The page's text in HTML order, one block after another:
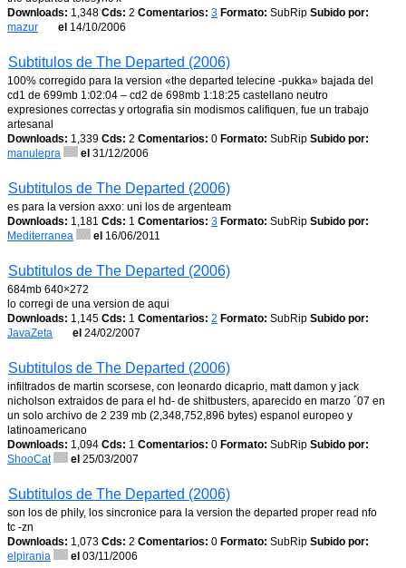
Downloads: 1,348 Cds: 2 Comentarios: 3 Formato: SubRip Subido por:
mazur
el 14/10/2006
Subtitulos de The Departed (2006)
100% corregido para la version «the departed telecine -pukka» bajada del
cd1 de 699mb 1:02:04 – cd2 de 698mb 1:18:25 castellano neutro
expresiones correctas y ortografia sin modismos califiquen, fue un trabajo
artesanal
Downloads: 1,339 Cds: 2 Comentarios: 0 Formato: SubRip Subido por:
manulepra
el 31/12/2006
Subtitulos de The Departed (2006)
es para la version axxo: uni los de argenteam
Downloads: 1,181 Cds: 1 Comentarios: 3 Formato: SubRip Subido por:
Mediterranea
el 16/06/2011
Subtitulos de The Departed (2006)
684mb 640×272
lo corregi de una version de aqui
Downloads: 1,145 Cds: 1 Comentarios: 2 Formato: SubRip Subido por:
JavaZeta
el 24/02/2007
Subtitulos de The Departed (2006)
infiltrados de martin scorsese, con leonardo dicaprio, matt damon y jack
nicholson extraidos de para el hd- de shitbusters, aparecido en marzo ´07 en
un solo archivo de 2 239 mb (2,348,752,896 bytes) espanol europeo y
latinoamericano
Downloads: 1,094 Cds: 1 Comentarios: 0 Formato: SubRip Subido por:
ShooCat
el 25/03/2007
Subtitulos de The Departed (2006)
son los de phily, los sincronice para la version the departed proper read nfo
tc -zn
Downloads: 1,073 Cds: 2 Comentarios: 0 Formato: SubRip Subido por:
elpirania
el 03/11/2006